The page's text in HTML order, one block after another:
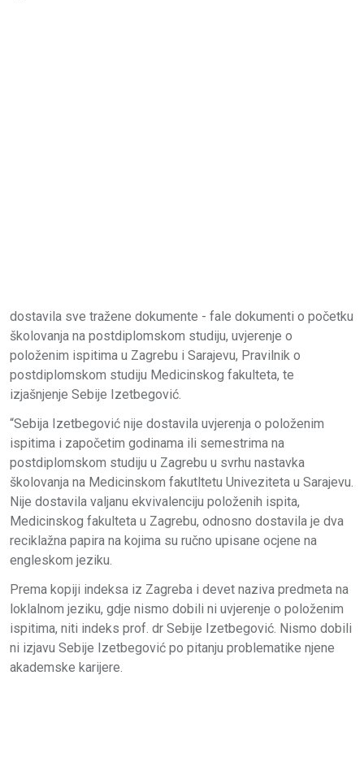
dostavila sve tražene dokumente - fale dokumenti o početku
školovanja na postdiplomskom studiju, uvjerenje o
položenim ispitima u Zagrebu i Sarajevu, Pravilnik o
postdiplomskom studiju Medicinskog fakulteta, te
izjašnjenje Sebije Izetbegović.
“Sebija Izetbegović nije dostavila uvjerenja o položenim
ispitima i započetim godinama ili semestrima na
postdiplomskom studiju u Zagrebu u svrhu nastavka
školovanja na Medicinskom fakutltetu Univeziteta u Sarajevu.
Nije dostavila valjanu ekvivalenciju položenih ispita,
Medicinskog fakulteta u Zagrebu, odnosno dostavila je dva
reciklažna papira na kojima su ručno upisane ocjene na
engleskom jeziku.
Prema kopiji indeksa iz Zagreba i devet naziva predmeta na
loklalnom jeziku, gdje nismo dobili ni uvjerenje o položenim
ispitima, niti indeks prof. dr Sebije Izetbegović. Nismo dobili
ni izjavu Sebije Izetbegović po pitanju problematike njene
akademske karijere.